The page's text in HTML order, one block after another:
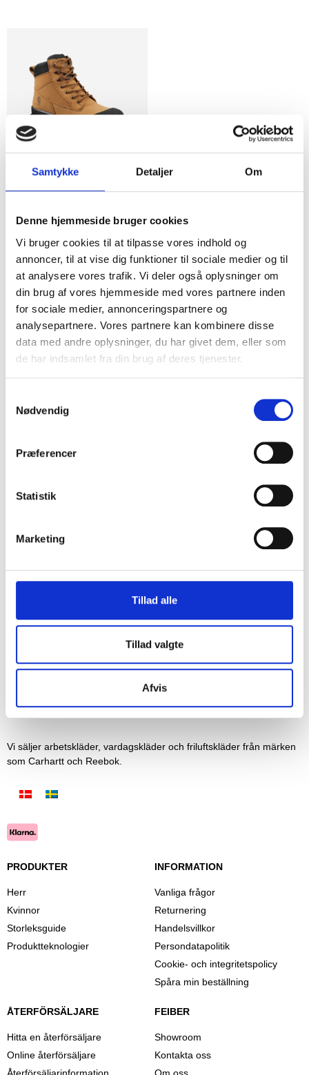
Samtykke Detaljer Om
Denne hjemmeside bruger cookies
Vi bruger cookies til at tilpasse vores indhold og
annoncer, til at vise dig funktioner til sociale medier og til
at analysere vores trafik. Vi deler også oplysninger om
din brug af vores hjemmeside med vores partnere inden
for sociale medier, annonceringspartnere og
analysepartnere. Vores partnere kan kombinere disse
data med andre oplysninger, du har givet dem, eller som
de har indsamlet fra din brug af deres tjenester.
Nødvendig
Præferencer
Statistik
Marketing
Tillad alle
Tillad valgte
Afvis
Carhartt detroit 6 S3
säkerhetsstövlar
Carhartt
SEK 2.623,75 m. moms
Välj alternativ
Håll mig uppdaterad
Bli en del av vår kundklubb och få många
REGISTRERA
Vi säljer arbetskläder, vardagskläder och friluftskläder från märken
som Carhartt och Reebok.
PRODUKTER
Herr
Kvinnor
Storleksguide
Produktteknologier
INFORMATION
Vanliga frågor
Returnering
Handelsvillkor
Persondatapolitik
Cookie- och integritetspolicy
Spåra min beställning
ÅTERFÖRSÄLJARE
Hitta en återförsäljare
Online återförsäljare
FEIBER
Showroom
Kontakta oss